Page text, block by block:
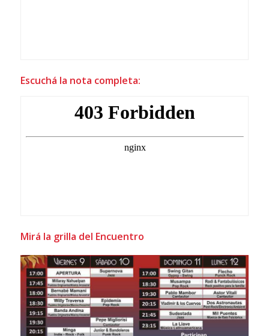
Escuchá la nota completa:
Mirá la grilla del Encuentro